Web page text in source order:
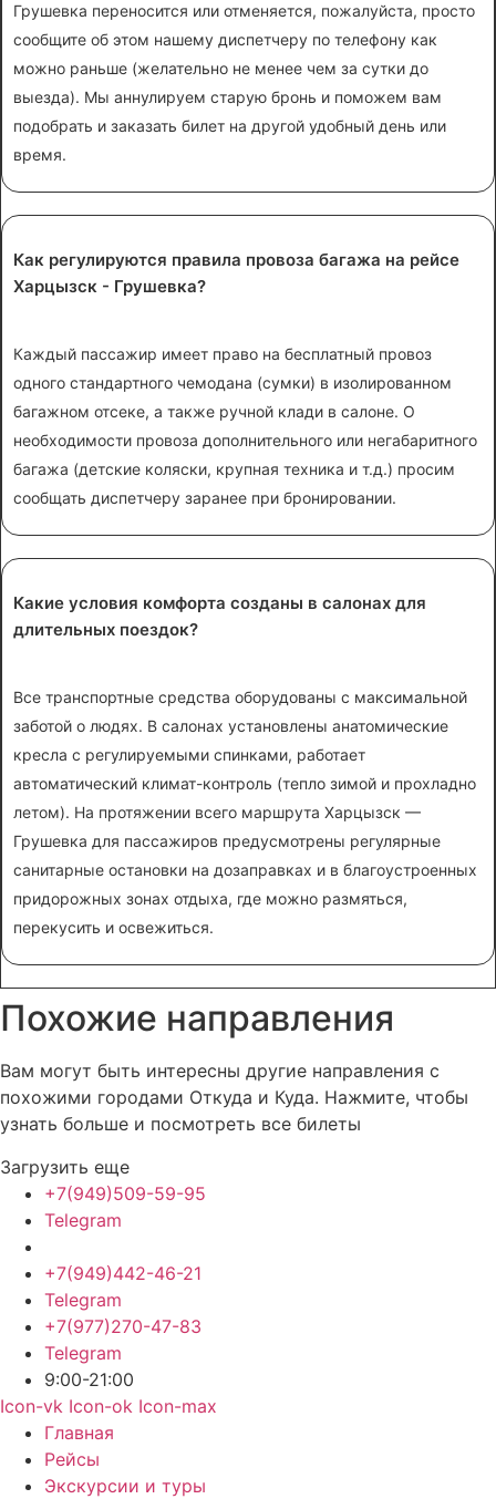
Грушевка переносится или отменяется, пожалуйста, просто
сообщите об этом нашему диспетчеру по телефону как
можно раньше (желательно не менее чем за сутки до
выезда). Мы аннулируем старую бронь и поможем вам
подобрать и заказать билет на другой удобный день или
время.
Как регулируются правила провоза багажа на рейсе
Харцызск - Грушевка?
Каждый пассажир имеет право на бесплатный провоз
одного стандартного чемодана (сумки) в изолированном
багажном отсеке, а также ручной клади в салоне. О
необходимости провоза дополнительного или негабаритного
багажа (детские коляски, крупная техника и т.д.) просим
сообщать диспетчеру заранее при бронировании.
Какие условия комфорта созданы в салонах для
длительных поездок?
Все транспортные средства оборудованы с максимальной
заботой о людях. В салонах установлены анатомические
кресла с регулируемыми спинками, работает
автоматический климат-контроль (тепло зимой и прохладно
летом). На протяжении всего маршрута Харцызск —
Грушевка для пассажиров предусмотрены регулярные
санитарные остановки на дозаправках и в благоустроенных
придорожных зонах отдыха, где можно размяться,
перекусить и освежиться.
Похожие направления
Вам могут быть интересны другие направления с
похожими городами Откуда и Куда. Нажмите, чтобы
узнать больше и посмотреть все билеты
Загрузить еще
+7(949)509-59-95
Telegram
+7(949)442-46-21
Telegram
+7(977)270-47-83
Telegram
9:00-21:00
Icon-vk Icon-ok Icon-max
Главная
Рейсы
Экскурсии и туры